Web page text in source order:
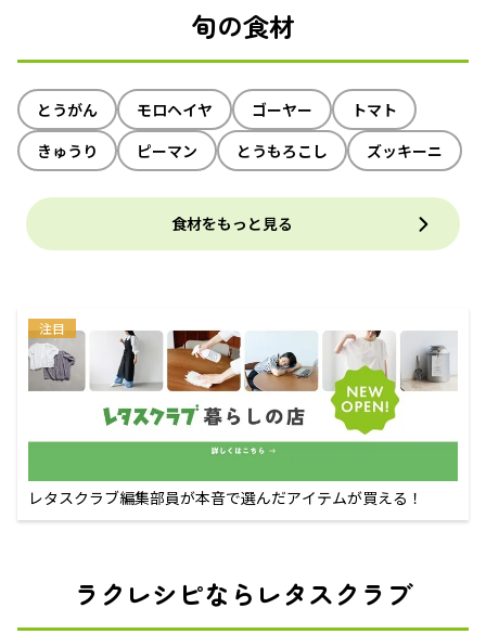
旬の食材
とうがん モロヘイヤ ゴーヤー
トマト
きゅうり
ピーマン とうもろこし ズッキーニ
食材をもっと見る
注目
レタスクラブ編集部員が本音で選んだアイテムが買える！
ラクレシピならレタスクラブ